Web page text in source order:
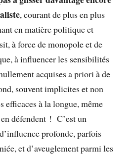
, courant de plus en plus
en matière politique et
à force de monopole et de
à influencer les sensibilités
acquises a priori à de
souvent implicites et non
efficaces à la longue, même
défendent ! C’est un
profonde, parfois
et d’aveuglement parmi les